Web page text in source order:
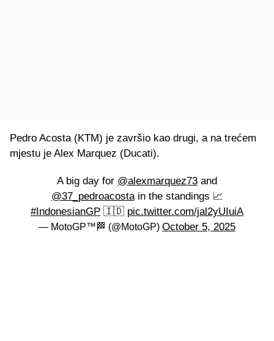
Pedro Acosta (KTM) je završio kao drugi, a na trećem
mjestu je Alex Marquez (Ducati).
A big day for @alexmarquez73 and
@37_pedroacostain the standings 📈
#IndonesianGP 🇮🇩 pic.twitter.com/jal2yUIuiA
— MotoGP™🏁 (@MotoGP) October 5, 2025